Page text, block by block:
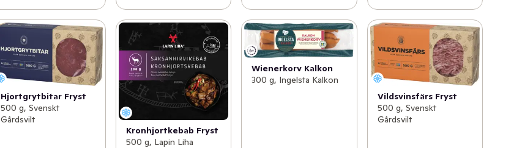
Hjortgrytbitar Fryst
500 g, Svenskt
Gårdsvilt
Kronhjortkebab Fryst
500 g, Lapin Liha
Wienerkorv Kalkon
300 g, Ingelsta Kalkon
Vildsvinsfärs Fryst
500 g, Svenskt
Gårdsvilt